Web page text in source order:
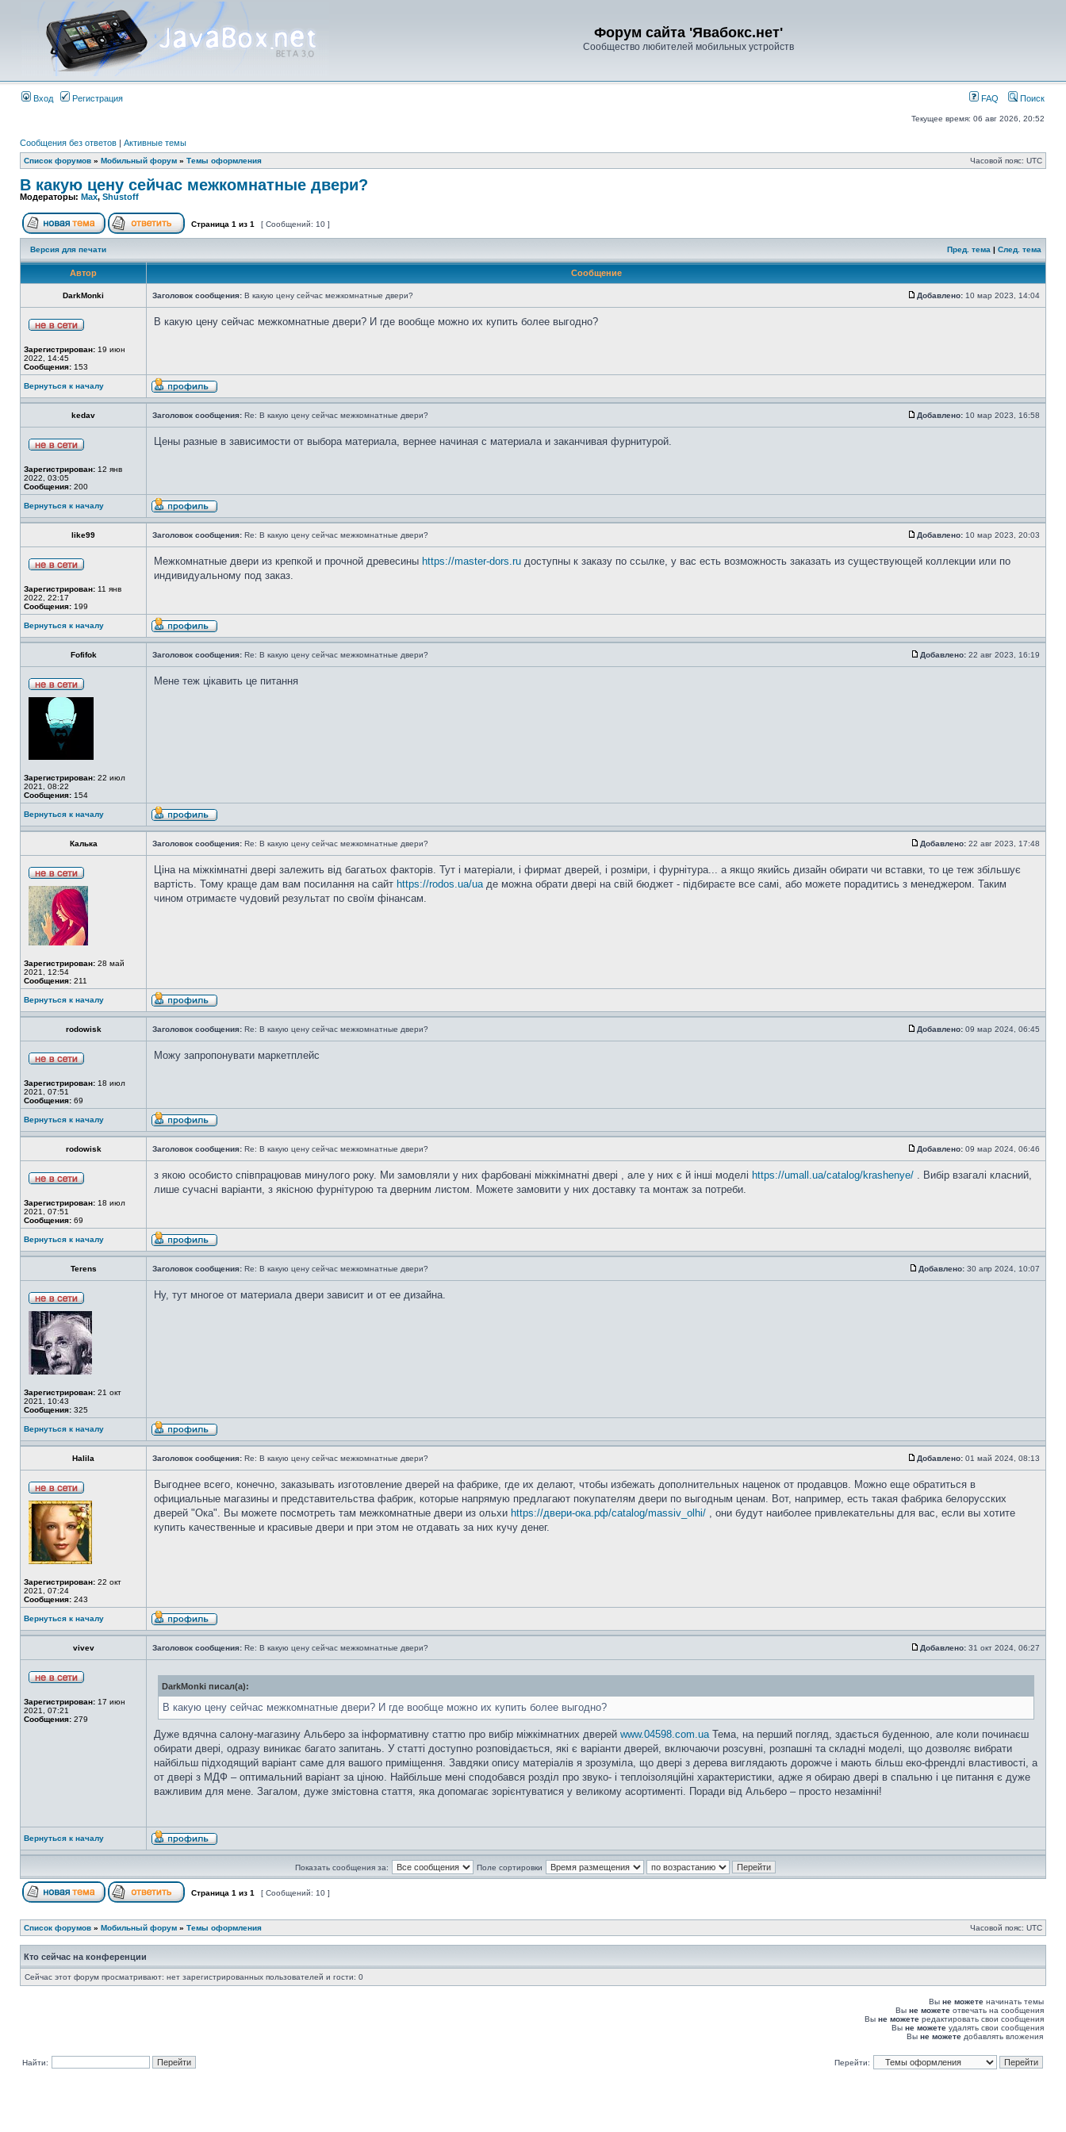
Форум сайта 'Явабокс.нет'
Сообщество любителей мобильных устройств
Вход Регистрация FAQ Поиск
Текущее время: 06 авг 2026, 20:52
Сообщения без ответов | Активные темы
Список форумов » Мобильный форум » Темы оформления Часовой пояс: UTC
В какую цену сейчас межкомнатные двери?
Модераторы: Max, Shustoff
Страница 1 из 1 [ Сообщений: 10 ]
Версия для печати Пред. тема | След. тема
Автор Сообщение
DarkMonki Заголовок сообщения: В какую цену сейчас межкомнатные двери? Добавлено: 10 мар 2023, 14:04
Зарегистрирован: 19 июн
2022, 14:45
Сообщения: 153
В какую цену сейчас межкомнатные двери? И где вообще можно их купить более выгодно?
Вернуться к началу
kedav Заголовок сообщения: Re: В какую цену сейчас межкомнатные двери? Добавлено: 10 мар 2023, 16:58
Зарегистрирован: 12 янв
2022, 03:05
Сообщения: 200
Цены разные в зависимости от выбора материала, вернее начиная с материала и заканчивая фурнитурой.
Вернуться к началу
like99 Заголовок сообщения: Re: В какую цену сейчас межкомнатные двери? Добавлено: 10 мар 2023, 20:03
Зарегистрирован: 11 янв
2022, 22:17
Сообщения: 199
Межкомнатные двери из крепкой и прочной древесины https://master-dors.ru доступны к заказу по ссылке, у вас есть возможность заказать из существующей коллекции или по
индивидуальному под заказ.
Вернуться к началу
Fofifok Заголовок сообщения: Re: В какую цену сейчас межкомнатные двери? Добавлено: 22 авг 2023, 16:19
Зарегистрирован: 22 июл
2021, 08:22
Сообщения: 154
Мене теж цікавить це питання
Вернуться к началу
Калька Заголовок сообщения: Re: В какую цену сейчас межкомнатные двери? Добавлено: 22 авг 2023, 17:48
Зарегистрирован: 28 май
2021, 12:54
Сообщения: 211
Ціна на міжкімнатні двері залежить від багатьох факторів. Тут і матеріали, і фирмат дверей, і розміри, і фурнітура... а якщо якийсь дизайн обирати чи вставки, то це теж збільшує
вартість. Тому краще дам вам посилання на сайт https://rodos.ua/uaде можна обрати двері на свій бюджет - підбираєте все самі, або можете порадитись з менеджером. Таким
чином отримаєте чудовий результат по своїм фінансам.
Вернуться к началу
rodowisk Заголовок сообщения: Re: В какую цену сейчас межкомнатные двери? Добавлено: 09 мар 2024, 06:45
Зарегистрирован: 18 июл
2021, 07:51
Сообщения: 69
Можу запропонувати маркетплейс
Вернуться к началу
rodowisk Заголовок сообщения: Re: В какую цену сейчас межкомнатные двери? Добавлено: 09 мар 2024, 06:46
Зарегистрирован: 18 июл
2021, 07:51
Сообщения: 69
з якою особисто співпрацював минулого року. Ми замовляли у них фарбовані міжкімнатні двері , але у них є й інші моделі https://umall.ua/catalog/krashenye/ . Вибір взагалі класний,
лише сучасні варіанти, з якісною фурнітурою та дверним листом. Можете замовити у них доставку та монтаж за потреби.
Вернуться к началу
Terens Заголовок сообщения: Re: В какую цену сейчас межкомнатные двери? Добавлено: 30 апр 2024, 10:07
Зарегистрирован: 21 окт
2021, 10:43
Сообщения: 325
Ну, тут многое от материала двери зависит и от ее дизайна.
Вернуться к началу
Halila Заголовок сообщения: Re: В какую цену сейчас межкомнатные двери? Добавлено: 01 май 2024, 08:13
Зарегистрирован: 22 окт
2021, 07:24
Сообщения: 243
Выгоднее всего, конечно, заказывать изготовление дверей на фабрике, где их делают, чтобы избежать дополнительных наценок от продавцов. Можно еще обратиться в
официальные магазины и представительства фабрик, которые напрямую предлагают покупателям двери по выгодным ценам. Вот, например, есть такая фабрика белорусских
дверей "Ока". Вы можете посмотреть там межкомнатные двери из ольхи https://двери-ока.рф/catalog/massiv_olhi/ , они будут наиболее привлекательны для вас, если вы хотите
купить качественные и красивые двери и при этом не отдавать за них кучу денег.
Вернуться к началу
vivev Заголовок сообщения: Re: В какую цену сейчас межкомнатные двери? Добавлено: 31 окт 2024, 06:27
Зарегистрирован: 17 июн
2021, 07:21
Сообщения: 279
DarkMonki писал(а):
В какую цену сейчас межкомнатные двери? И где вообще можно их купить более выгодно?
Дуже вдячна салону-магазину Альберо за інформативну статтю про вибір міжкімнатних дверей www.04598.com.uaТема, на перший погляд, здається буденною, але коли починаєш
обирати двері, одразу виникає багато запитань. У статті доступно розповідається, які є варіанти дверей, включаючи розсувні, розпашні та складні моделі, що дозволяє вибрати
найбільш підходящий варіант саме для вашого приміщення. Завдяки опису матеріалів я зрозуміла, що двері з дерева виглядають дорожче і мають більш еко-френдлі властивості, а
от двері з МДФ – оптимальний варіант за ціною. Найбільше мені сподобався розділ про звуко- і теплоізоляційні характеристики, адже я обираю двері в спальню і це питання є дуже
важливим для мене. Загалом, дуже змістовна стаття, яка допомагає зорієнтуватися у великому асортименті. Поради від Альберо – просто незамінні!
Вернуться к началу
Показать сообщения за: Поле сортировки
Страница 1 из 1 [ Сообщений: 10 ]
Список форумов » Мобильный форум » Темы оформления Часовой пояс: UTC
Кто сейчас на конференции
Сейчас этот форум просматривают: нет зарегистрированных пользователей и гости: 0
Вы не можете начинать темы
Вы не можете отвечать на сообщения
Вы не можете редактировать свои сообщения
Вы не можете удалять свои сообщения
Вы не можете добавлять вложения
Найти: Перейти: